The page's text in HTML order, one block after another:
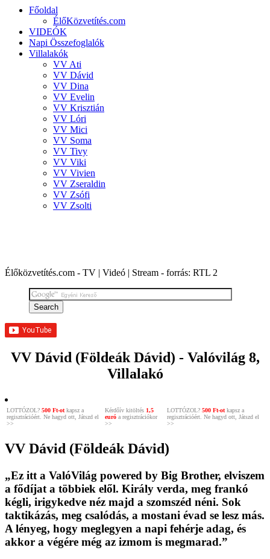
Főoldal
ÉlőKözvetítés.com
VIDEÓK
Napi Összefoglalók
Villalakók
VV Ati
VV Dávid
VV Dina
VV Evelin
VV Krisztián
VV Lóri
VV Mici
VV Soma
VV Tivy
VV Viki
VV Vivien
VV Zseraldin
VV Zsófi
VV Zsolti
Élőközvetítés.com - TV | Videó | Stream - forrás: RTL 2
VV Dávid (Földeák Dávid) - Valóvilág 8,
Villalakó
LOTTÓZOL? 500 Ft-otkapsz a
regisztrációért. Ne hagyd ott, Játszd el
>>
Kérdőív kitöltés 1,5
euró a regisztrációkor
>>
LOTTÓZOL? 500 Ft-otkapsz a
regisztrációért. Ne hagyd ott, Játszd el
>>
VV Dávid (Földeák Dávid)
„Ez itt a ValóVilág powered by Big Brother, elviszem
a fődíjat a többiek elől. Király verda, meg frankó
kégli, irigykedve néz majd a szomszéd néni. Sok
taktikázás, meg csalódás, a mostani évad se lesz más.
A lényeg, hogy meglegyen a napi fehérje adag, és
akkor a végére még az izmom is megmarad.”